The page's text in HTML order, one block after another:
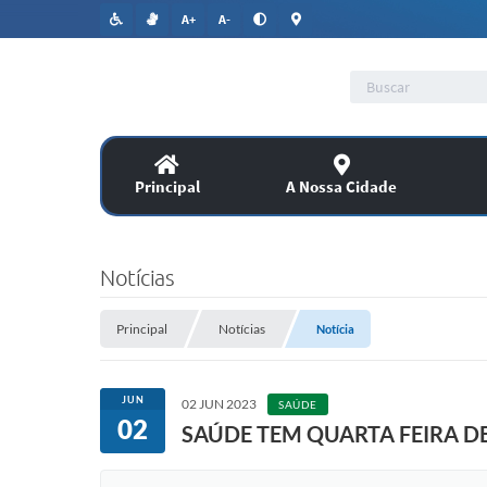
A+ A-
Principal A Nossa Cidade
Assitência Social
PUBLICAÇÕES OFICIAIS
Legislação
Notícias
Principal Notícias Notícia
JUN
02
02 JUN 2023 SAÚDE
SAÚDE TEM QUARTA FEIRA